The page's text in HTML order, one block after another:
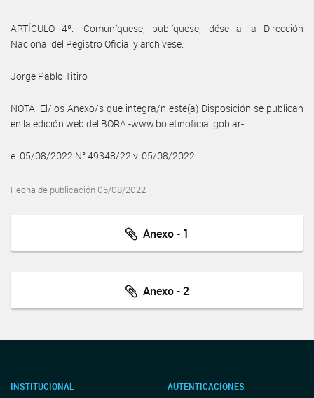
ARTÍCULO 4º.- Comuníquese, publíquese, dése a la Dirección
Nacional del Registro Oficial y archívese.
Jorge Pablo Titiro
NOTA: El/los Anexo/s que integra/n este(a) Disposición se publican
en la edición web del BORA -www.boletinoficial.gob.ar-
e. 05/08/2022 N° 49348/22 v. 05/08/2022
Fecha de publicación 05/08/2022
Anexo - 1
Anexo - 2
INSTITUCIONAL AUTENTICACIONES